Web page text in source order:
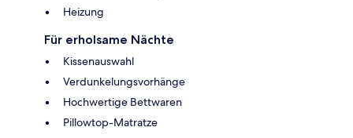
Heizung
Für erholsame Nächte
Kissenauswahl
Verdunkelungsvorhänge
Hochwertige Bettwaren
Pillowtop-Matratze